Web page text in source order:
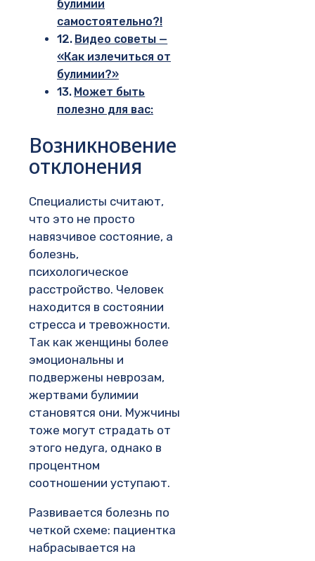
булимии
самостоятельно?!
Видео советы —
«Как излечиться от
булимии?»
Может быть
полезно для вас:
Возникновение
отклонения
Специалисты считают,
что это не просто
навязчивое состояние, а
болезнь,
психологическое
расстройство. Человек
находится в состоянии
стресса и тревожности.
Так как женщины более
эмоциональны и
подвержены неврозам,
жертвами булимии
становятся они. Мужчины
тоже могут страдать от
этого недуга, однако в
процентном
соотношении уступают.
Развивается болезнь по
четкой схеме: пациентка
набрасывается на